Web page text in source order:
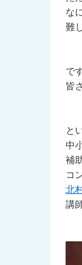
な
難
で
皆
と
中
補
コ
北
講